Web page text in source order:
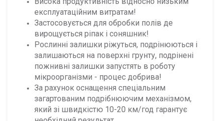
експлуатаційним витратам!
Застосовується для обробки полів де
вирощується ріпак і соняшник!
Рослинні залишки ріжуться, подрінюються і
залишаються на поверхні грунту, подрінені
пожнивні залишки запустять в роботу
мікроорганізми - процес добрива!
За рахунок оснащення спеціальним
загартованим подрібнюючим механізмом,
який зі швидкістю 10-20 км/год гарантує